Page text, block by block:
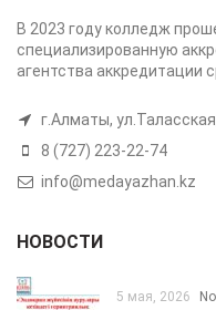
В 2023 году колледж
специализированную
агентства аккредитации
г.Алматы,
8 (727) 223-22-74
info@medayazhan.kz
НОВОСТИ
5 мая, 2026